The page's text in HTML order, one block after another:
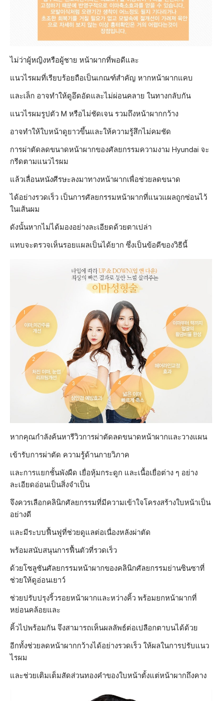
ไม่ว่าผู้หญิงหรือผู้ชาย หน้าผากที่พอดีและ
แนวไรผมที่เรียบร้อยถือเป็นเกณฑ์สำคัญ หากหน้าผากแคบ
และเล็ก อาจทำให้ดูอึดอัดและไม่ผ่อนคลาย ในทางกลับกัน
แนวไรผมรูปตัว M หรือไม่ชัดเจน รวมถึงหน้าผากกว้าง
อาจทำให้ใบหน้าดูยาวขึ้นและให้ความรู้สึกไม่คมชัด
การผ่าตัดลดขนาดหน้าผากของศัลยกรรมความงาม Hyundai จะ
กรีดตามแนวไรผม
แล้วเลื่อนหนังศีรษะลงมาทางหน้าผากเพื่อช่วยลดขนาด
ได้อย่างรวดเร็ว เป็นการศัลยกรรมหน้าผากที่แนวแผลถูกซ่อนไว้
ในเส้นผม
ดังนั้นหากไม่ได้มองอย่างละเอียดด้วยตาเปล่า
แทบจะตรวจเห็นรอยแผลเป็นได้ยาก ซึ่งเป็นข้อดีของวิธีนี้
หากคุณกำลังค้นหารีวิวการผ่าตัดลดขนาดหน้าผากและวางแผน
เข้ารับการผ่าตัด ความรู้ด้านกายวิภาค
และการแยกชั้นพังผืด เยื่อหุ้มกระดูก และเนื้อเยื่อต่าง ๆ อย่าง
ละเอียดอ่อนเป็นสิ่งจำเป็น
จึงควรเลือกคลินิกศัลยกรรมที่มีความเข้าใจโครงสร้างใบหน้าเป็น
อย่างดี
และมีระบบฟื้นฟูที่ช่วยดูแลต่อเนื่องหลังผ่าตัด
พร้อมสนับสนุนการฟื้นตัวที่รวดเร็ว
ด้วยโซลูชันศัลยกรรมหน้าผากของคลินิกศัลยกรรมย่านซินซาที่
ช่วยให้ดูอ่อนเยาว์
ช่วยปรับปรุงริ้วรอยหน้าผากและหว่างคิ้ว พร้อมยกหน้าผากที่
หย่อนคล้อยและ
คิ้วไปพร้อมกัน จึงสามารถเห็นผลลัพธ์ต่อเปลือกตาบนได้ด้วย
อีกทั้งช่วยลดหน้าผากกว้างได้อย่างรวดเร็ว ให้ผลในการปรับแนว
ไรผม
และช่วยเติมเต็มสัดส่วนทองคำของใบหน้าตั้งแต่หน้าผากถึงคาง